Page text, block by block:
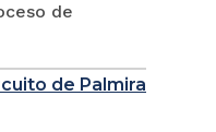
de
de Palmira